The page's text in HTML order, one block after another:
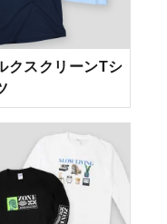
クスクリーンTシ